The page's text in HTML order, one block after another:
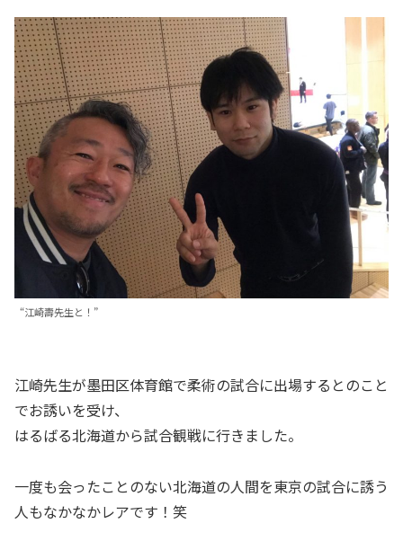
“江崎壽先生と！”
江崎先生が墨田区体育館で柔術の試合に出場するとのこと
でお誘いを受け、
はるばる北海道から試合観戦に行きました。
一度も会ったことのない北海道の人間を東京の試合に誘う
人もなかなかレアです！笑